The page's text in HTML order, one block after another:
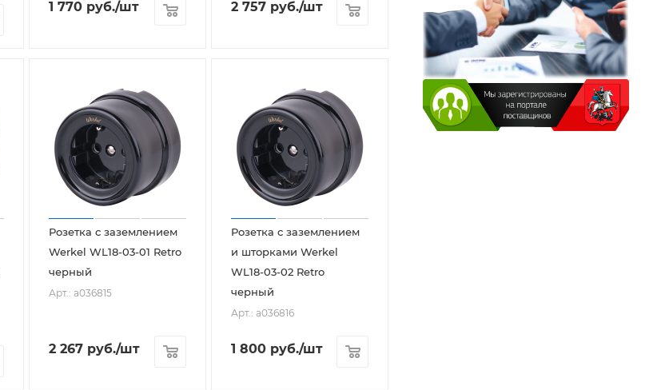
1 770 руб./шт 2 757 руб./шт
Розетка с заземлением
Werkel WL18-03-01 Retro
черный
Арт.: a036815
2 267 руб./шт
Розетка с заземлением
и шторками Werkel
WL18-03-02 Retro
черный
Арт.: a036816
1 800 руб./шт